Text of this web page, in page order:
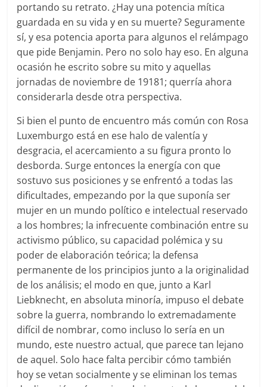
portando su retrato. ¿Hay una potencia mítica
guardada en su vida y en su muerte? Seguramente
sí, y esa potencia aporta para algunos el relámpago
que pide Benjamin. Pero no solo hay eso. En alguna
ocasión he escrito sobre su mito y aquellas
jornadas de noviembre de 19181; querría ahora
considerarla desde otra perspectiva.
Si bien el punto de encuentro más común con Rosa
Luxemburgo está en ese halo de valentía y
desgracia, el acercamiento a su figura pronto lo
desborda. Surge entonces la energía con que
sostuvo sus posiciones y se enfrentó a todas las
dificultades, empezando por la que suponía ser
mujer en un mundo político e intelectual reservado
a los hombres; la infrecuente combinación entre su
activismo público, su capacidad polémica y su
poder de elaboración teórica; la defensa
permanente de los principios junto a la originalidad
de los análisis; el modo en que, junto a Karl
Liebknecht, en absoluta minoría, impuso el debate
sobre la guerra, nombrando lo extremadamente
difícil de nombrar, como incluso lo sería en un
mundo, este nuestro actual, que parece tan lejano
de aquel. Solo hace falta percibir cómo también
hoy se vetan socialmente y se eliminan los temas